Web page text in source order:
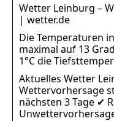
Wetter Leinburg –
| wetter.de
Die Temperaturen
maximal auf 13
1°C die
Aktuelles Wetter
Wettervorhersage
nächsten 3 Tage ✔